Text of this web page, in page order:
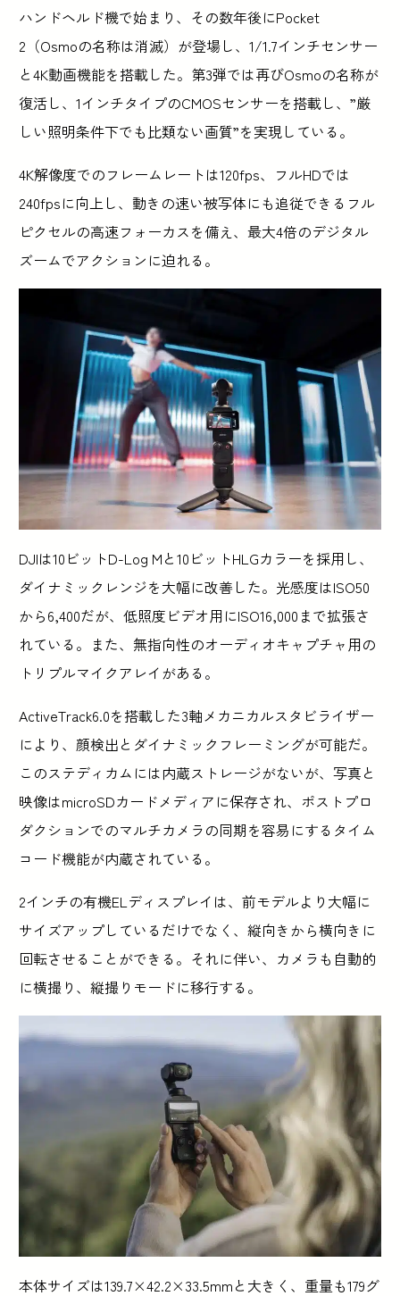
ハンドヘルド機で始まり、その数年後にPocket
2（Osmoの名称は消滅）が登場し、1/1.7インチセンサー
と4K動画機能を搭載した。第3弾では再びOsmoの名称が
復活し、1インチタイプのCMOSセンサーを搭載し、”厳
しい照明条件下でも比類ない画質”を実現している。
4K解像度でのフレームレートは120fps、フルHDでは
240fpsに向上し、動きの速い被写体にも追従できるフル
ピクセルの高速フォーカスを備え、最大4倍のデジタル
ズームでアクションに迫れる。
DJIは10ビットD-Log Mと10ビットHLGカラーを採用し、
ダイナミックレンジを大幅に改善した。光感度はISO50
から6,400だが、低照度ビデオ用にISO16,000まで拡張さ
れている。また、無指向性のオーディオキャプチャ用の
トリプルマイクアレイがある。
ActiveTrack6.0を搭載した3軸メカニカルスタビライザー
により、顔検出とダイナミックフレーミングが可能だ。
このステディカムには内蔵ストレージがないが、写真と
映像はmicroSDカードメディアに保存され、ポストプロ
ダクションでのマルチカメラの同期を容易にするタイム
コード機能が内蔵されている。
2インチの有機ELディスプレイは、前モデルより大幅に
サイズアップしているだけでなく、縦向きから横向きに
回転させることができる。それに伴い、カメラも自動的
に横撮り、縦撮りモードに移行する。
本体サイズは139.7×42.2×33.5mmと大きく、重量も179グ